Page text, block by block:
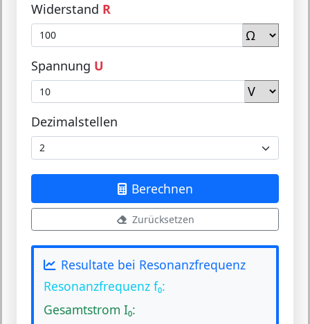
Widerstand R
Spannung U
Dezimalstellen
Berechnen
Zurücksetzen
Resultate bei Resonanzfrequenz
Resonanzfrequenz f₀:
Gesamtstrom I₀: